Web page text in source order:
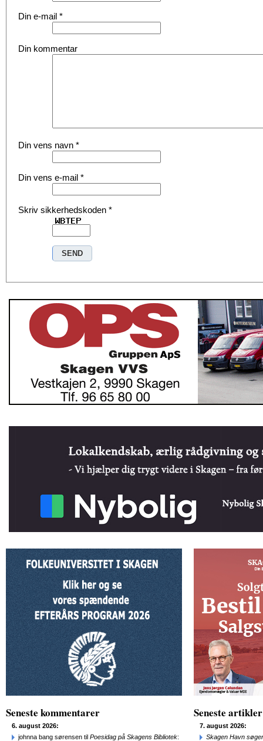
Din e-mail *
Din kommentar
Din vens navn *
Din vens e-mail *
Skriv sikkerhedskoden *
Seneste kommentarer
6. august 2026:
johnna bang sørensen til Poesidag på Skagens Bibliotek:
Seneste artikler
7. august 2026:
Skagen Havn